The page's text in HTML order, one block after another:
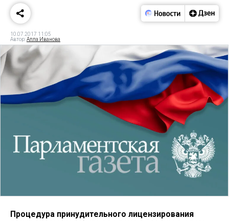
10.07.2017 11:05
Автор:Алла Иванова
Процедура принудительного лицензирования